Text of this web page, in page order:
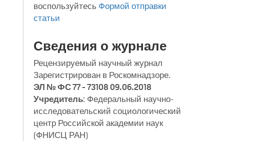
воспользуйтесь Формой отправки
статьи
Сведения о журнале
Рецензируемый научный журнал
Зарегистрирован в Роскомнадзоре.
ЭЛ № ФС 77 - 73108 09.06.2018
Учредитель: Федеральный научно-
исследовательский социологический
центр Российской академии наук
(ФНИСЦ РАН)